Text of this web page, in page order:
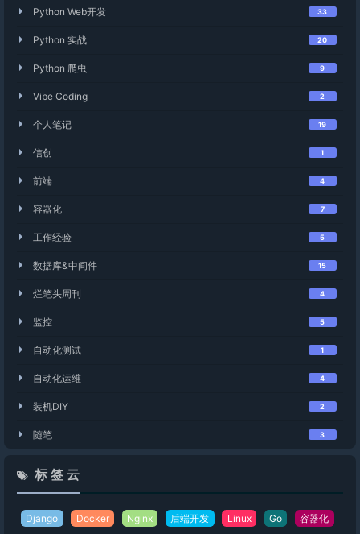
Python Web开发 33
Python 实战 20
Python 爬虫 9
Vibe Coding 2
个人笔记 19
信创 1
前端 4
容器化 7
工作经验 5
数据库&中间件 15
烂笔头周刊 4
监控 5
自动化测试 1
自动化运维 4
装机DIY 2
随笔 3
标 签 云
Django Docker Nginx 后端开发 Linux Go 容器化